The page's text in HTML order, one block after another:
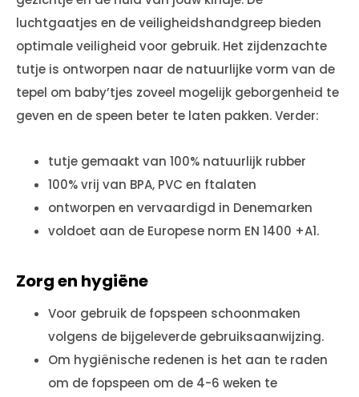
luchtgaatjes en de veiligheidshandgreep bieden
optimale veiligheid voor gebruik. Het zijdenzachte
tutje is ontworpen naar de natuurlijke vorm van de
tepel om baby’tjes zoveel mogelijk geborgenheid te
geven en de speen beter te laten pakken. Verder:
tutje gemaakt van 100% natuurlijk rubber
100% vrij van BPA, PVC en ftalaten
ontworpen en vervaardigd in Denemarken
voldoet aan de Europese norm EN 1400 +A1.
Zorg en hygiëne
Voor gebruik de fopspeen schoonmaken
volgens de bijgeleverde gebruiksaanwijzing.
Om hygiënische redenen is het aan te raden
om de fopspeen om de 4-6 weken te